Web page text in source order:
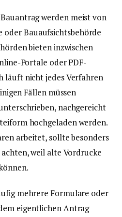
werden meist von
oder Bauaufsichtsbehörde
bieten inzwischen
Portale oder PDF-
läuft nicht jedes Verfahren
Fällen müssen
nachgereicht
hochgeladen werden.
arbeitet, sollte besonders
weil alte Vordrucke
mehrere Formulare oder
eigentlichen Antrag